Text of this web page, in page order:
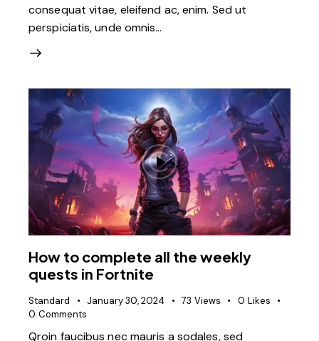
consequat vitae, eleifend ac, enim. Sed ut
perspiciatis, unde omnis…
How to complete all the weekly
quests in Fortnite
Standard January 30, 2024 73 Views 0 Likes
0 Comments
Qroin faucibus nec mauris a sodales, sed